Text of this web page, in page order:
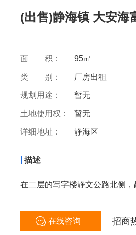
(出售)静海镇 大安海
面 积： 95㎡
类 别： 厂房出租
规划用途： 暂无
土地使用权： 暂无
详细地址： 静海区
描述
在二层的写字楼静文公路北侧，
在线咨询 招商